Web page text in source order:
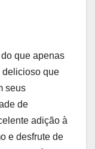
que apenas
delicioso que
seus
de
adição à
e desfrute de